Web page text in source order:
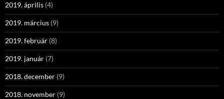
2019. április (4)
2019. március (9)
2019. február (8)
2019. január (7)
2018. december (9)
2018. november (9)